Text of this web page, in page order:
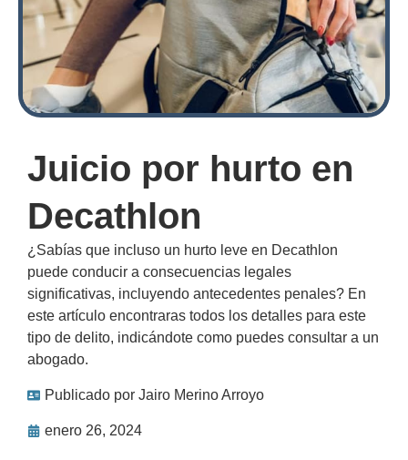
Juicio por hurto en
Decathlon
¿Sabías que incluso un hurto leve en Decathlon
puede conducir a consecuencias legales
significativas, incluyendo antecedentes penales? En
este artículo encontraras todos los detalles para este
tipo de delito, indicándote como puedes consultar a un
abogado.
Publicado por Jairo Merino Arroyo
enero 26, 2024